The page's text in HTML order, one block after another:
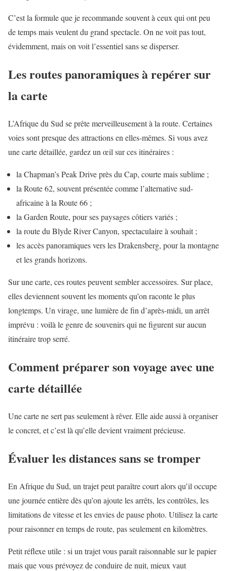
C’est la formule que je recommande souvent à ceux qui ont peu
de temps mais veulent du grand spectacle. On ne voit pas tout,
évidemment, mais on voit l’essentiel sans se disperser.
Les routes panoramiques à repérer sur
la carte
L’Afrique du Sud se prête merveilleusement à la route. Certaines
voies sont presque des attractions en elles-mêmes. Si vous avez
une carte détaillée, gardez un œil sur ces itinéraires :
la Chapman’s Peak Drive près du Cap, courte mais sublime ;
la Route 62, souvent présentée comme l’alternative sud-
africaine à la Route 66 ;
la Garden Route, pour ses paysages côtiers variés ;
la route du Blyde River Canyon, spectaculaire à souhait ;
les accès panoramiques vers les Drakensberg, pour la montagne
et les grands horizons.
Sur une carte, ces routes peuvent sembler accessoires. Sur place,
elles deviennent souvent les moments qu’on raconte le plus
longtemps. Un virage, une lumière de fin d’après-midi, un arrêt
imprévu : voilà le genre de souvenirs qui ne figurent sur aucun
itinéraire trop serré.
Comment préparer son voyage avec une
carte détaillée
Une carte ne sert pas seulement à rêver. Elle aide aussi à organiser
le concret, et c’est là qu’elle devient vraiment précieuse.
Évaluer les distances sans se tromper
En Afrique du Sud, un trajet peut paraître court alors qu’il occupe
une journée entière dès qu’on ajoute les arrêts, les contrôles, les
limitations de vitesse et les envies de pause photo. Utilisez la carte
pour raisonner en temps de route, pas seulement en kilomètres.
Petit réflexe utile : si un trajet vous paraît raisonnable sur le papier
mais que vous prévoyez de conduire de nuit, mieux vaut